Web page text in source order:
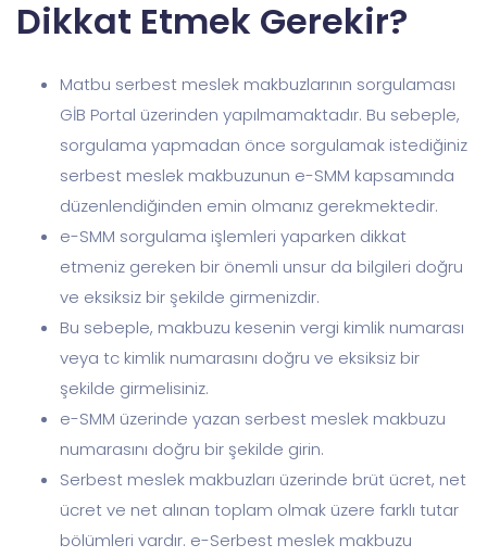
Dikkat Etmek Gerekir?
Matbu serbest meslek makbuzlarının sorgulaması
GİB Portal üzerinden yapılmamaktadır. Bu sebeple,
sorgulama yapmadan önce sorgulamak istediğiniz
serbest meslek makbuzunun e-SMM kapsamında
düzenlendiğinden emin olmanız gerekmektedir.
e-SMM sorgulama işlemleri yaparken dikkat
etmeniz gereken bir önemli unsur da bilgileri doğru
ve eksiksiz bir şekilde girmenizdir.
Bu sebeple, makbuzu kesenin vergi kimlik numarası
veya tc kimlik numarasını doğru ve eksiksiz bir
şekilde girmelisiniz.
e-SMM üzerinde yazan serbest meslek makbuzu
numarasını doğru bir şekilde girin.
Serbest meslek makbuzları üzerinde brüt ücret, net
ücret ve net alınan toplam olmak üzere farklı tutar
bölümleri vardır. e-Serbest meslek makbuzu